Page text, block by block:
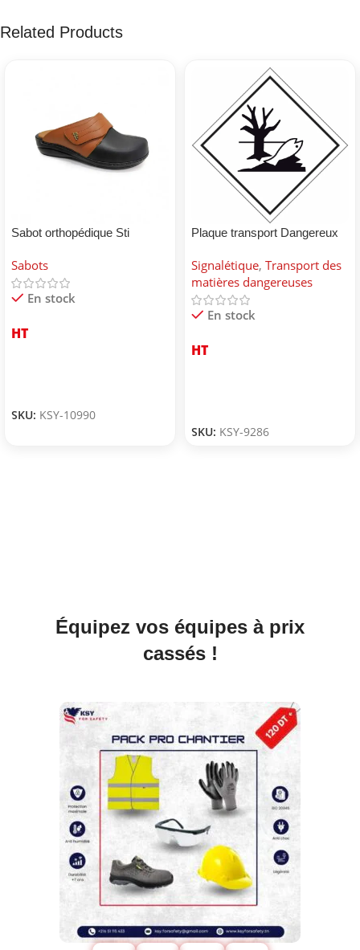
Related Products
Sabot orthopédique Sti
Sabots
En stock
HT
SKU: KSY-10990
Plaque transport Dangereux
Signalétique, Transport des
matières dangereuses
En stock
HT
SKU: KSY-9286
Équipez vos équipes à prix
cassés !